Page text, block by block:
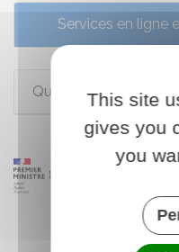
Services en ligne
Questions ? Réponses
This site
gives you
you